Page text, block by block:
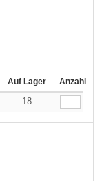
Auf Lager Anzahl
18